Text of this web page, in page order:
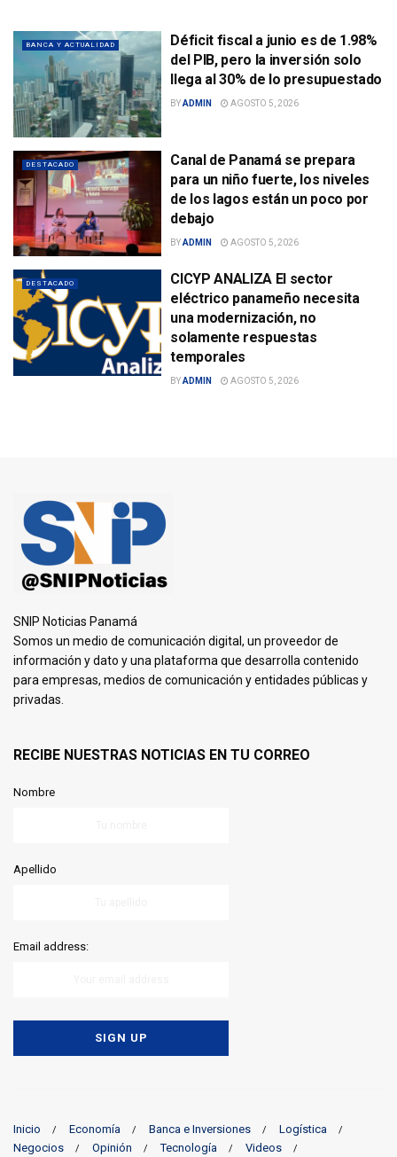
BANCA Y ACTUALIDAD
Déficit fiscal a junio es de 1.98%
del PIB, pero la inversión solo
llega al 30% de lo presupuestado
BYADMIN AGOSTO 5, 2026
DESTACADO
Canal de Panamá se prepara
para un niño fuerte, los niveles
de los lagos están un poco por
debajo
BYADMIN AGOSTO 5, 2026
DESTACADO
CICYP ANALIZA El sector
eléctrico panameño necesita
una modernización, no
solamente respuestas
temporales
BYADMIN AGOSTO 5, 2026
SNIP Noticias Panamá
Somos un medio de comunicación digital, un proveedor de
información y dato y una plataforma que desarrolla contenido
para empresas, medios de comunicación y entidades públicas y
privadas.
RECIBE NUESTRAS NOTICIAS EN TU CORREO
Nombre
Apellido
Email address:
Inicio Economía Banca e Inversiones
Logística
Negocios
Opinión Tecnología Videos